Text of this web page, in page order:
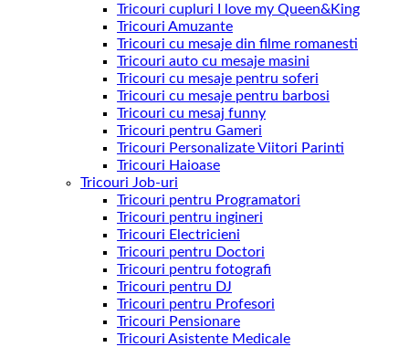
Tricouri cupluri I love my Queen&King
Tricouri Amuzante
Tricouri cu mesaje din filme romanesti
Tricouri auto cu mesaje masini
Tricouri cu mesaje pentru soferi
Tricouri cu mesaje pentru barbosi
Tricouri cu mesaj funny
Tricouri pentru Gameri
Tricouri Personalizate Viitori Parinti
Tricouri Haioase
Tricouri Job-uri
Tricouri pentru Programatori
Tricouri pentru ingineri
Tricouri Electricieni
Tricouri pentru Doctori
Tricouri pentru fotografi
Tricouri pentru DJ
Tricouri pentru Profesori
Tricouri Pensionare
Tricouri Asistente Medicale